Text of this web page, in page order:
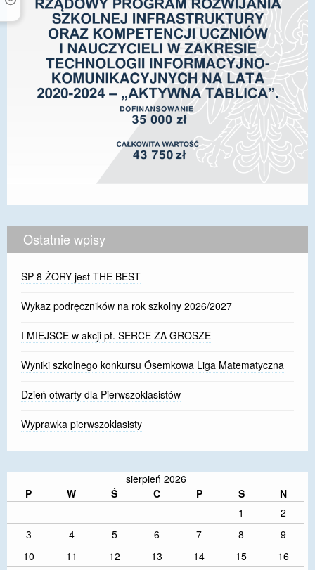
Ostatnie wpisy
SP-8 ŻORY jest THE BEST
Wykaz podręczników na rok szkolny 2026/2027
I MIEJSCE w akcji pt. SERCE ZA GROSZE
Wyniki szkolnego konkursu Ósemkowa Liga Matematyczna
Dzień otwarty dla Pierwszoklasistów
Wyprawka pierwszoklasisty
sierpień 2026
P
W Ś C P S
N
1
2
3
4 5 6 7 8
9
10
11 12 13 14 15
16